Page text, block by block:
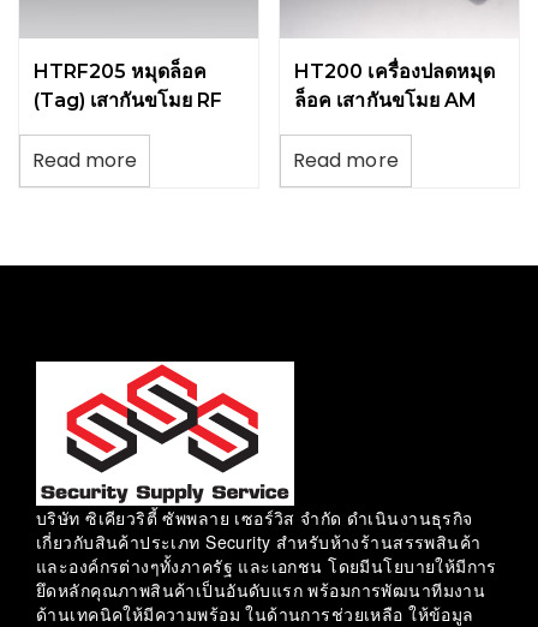
HTRF205 หมุดล็อค
(Tag) เสากันขโมย RF
Read more
HT200 เครื่องปลดหมุด
ล็อค เสากันขโมย AM
Read more
บริษัท ซิเคียวริตี้ ซัพพลาย เซอร์วิส จำกัด ดำเนินงานธุรกิจ
เกี่ยวกับสินค้าประเภท Security สำหรับห้างร้านสรรพสินค้า
และองค์กรต่างๆทั้งภาครัฐ และเอกชน โดยมีนโยบายให้มีการ
ยึดหลักคุณภาพสินค้าเป็นอันดับแรก พร้อมการพัฒนาทีมงาน
ด้านเทคนิคให้มีความพร้อม ในด้านการช่วยเหลือ ให้ข้อมูล